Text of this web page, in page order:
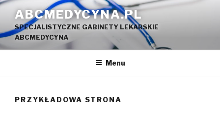
Przejdź
treści
ABCMEDYCYNA.PL
SPECJALISTYCZNE GABINETY LEKARSKIE
ABCMEDYCYNA
Menu
PRZYKŁADOWA STRONA